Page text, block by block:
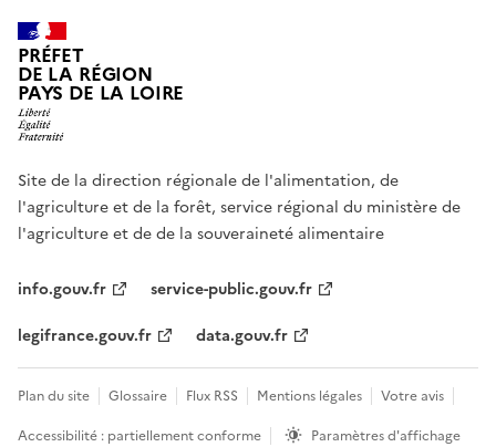
PRÉFET
DE LA RÉGION
PAYS DE LA LOIRE
Site de la direction régionale de l'alimentation, de
l'agriculture et de la forêt, service régional du ministère de
l'agriculture et de de la souveraineté alimentaire
info.gouv.fr
service-public.gouv.fr
legifrance.gouv.fr
data.gouv.fr
Plan du site Glossaire Flux RSS Mentions légales
Votre avis
Accessibilité : partiellement conforme
Paramètres d'affichage